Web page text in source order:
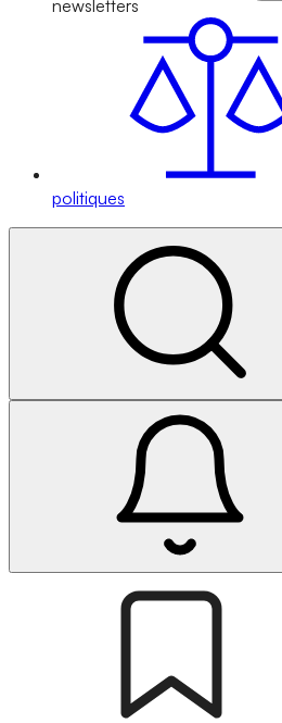
newsletters
politiques